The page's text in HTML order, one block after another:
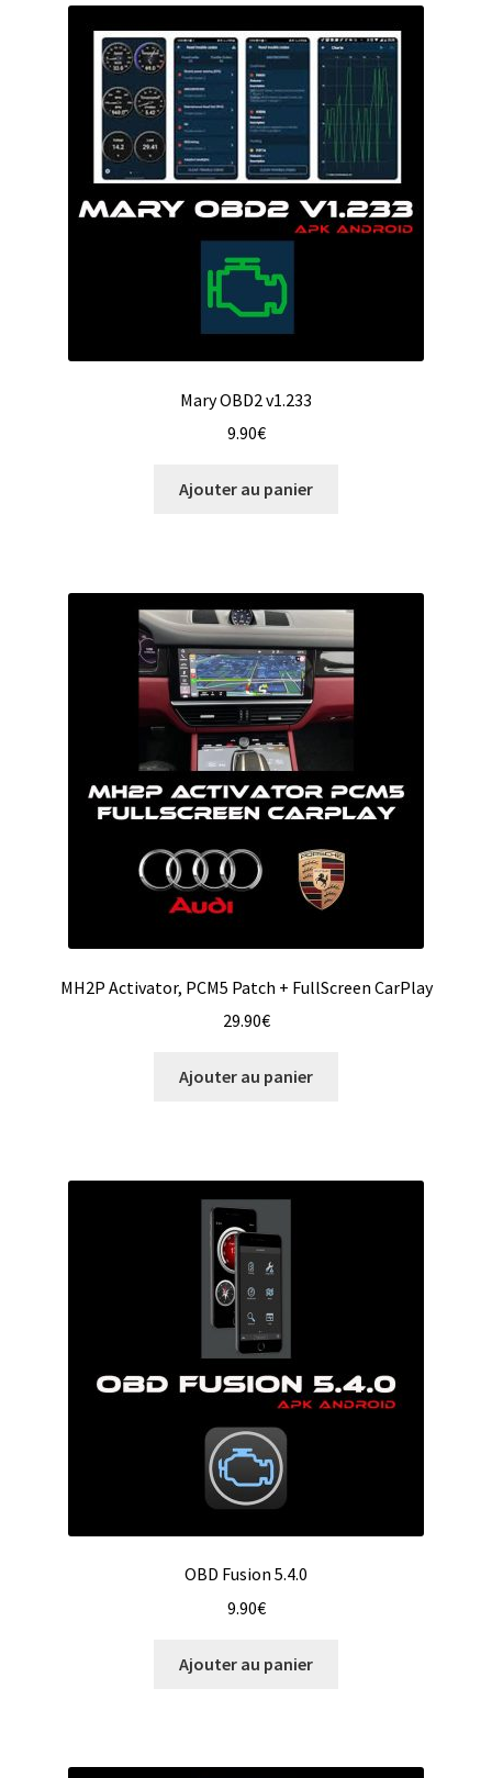
Mary OBD2 v1.233
9.90€
Ajouter au panier
MH2P Activator, PCM5 Patch + FullScreen CarPlay
29.90€
Ajouter au panier
OBD Fusion 5.4.0
9.90€
Ajouter au panier